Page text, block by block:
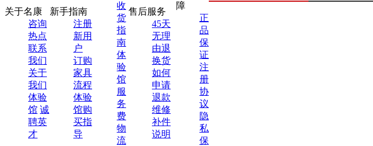
关于名康
咨询
热点
联系
我们
关于
我们
体验
馆 诚
聘英
才
新手指南
注册
新用
户
订购
家具
流程
体验
馆购
买指
导
收
货
指
南
体
验
馆
服
务
费
物
流
售后服务
45天
无理
由退
换货
如何
申请
退款
维修
补件
说明
障
正
品
保
证
注
册
协
议
隐
私
保